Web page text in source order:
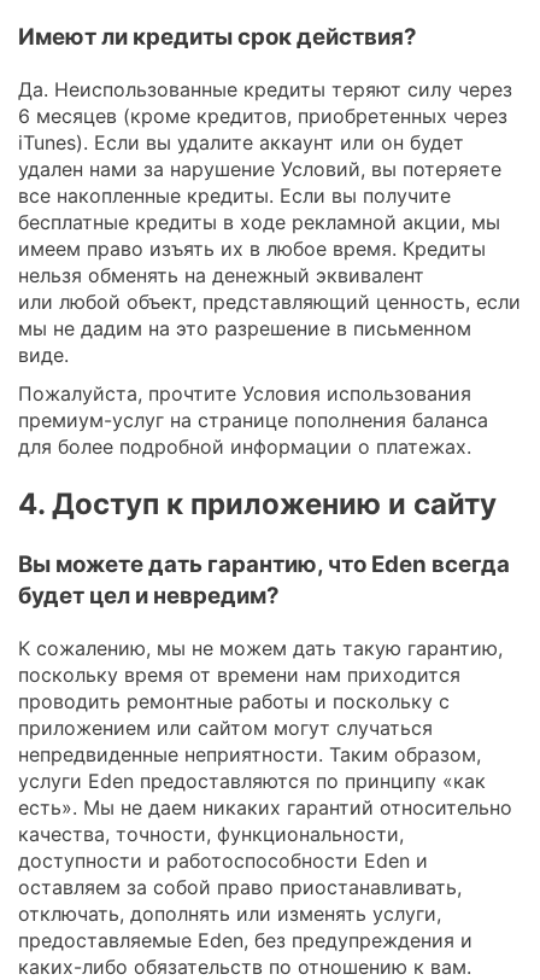
Имеют ли кредиты срок действия?
Да. Неиспользованные кредиты теряют силу через
6 месяцев (кроме кредитов, приобретенных через
iTunes). Если вы удалите аккаунт или он будет
удален нами за нарушение Условий, вы потеряете
все накопленные кредиты. Если вы получите
бесплатные кредиты в ходе рекламной акции, мы
имеем право изъять их в любое время. Кредиты
нельзя обменять на денежный эквивалент
или любой объект, представляющий ценность, если
мы не дадим на это разрешение в письменном
виде.
Пожалуйста, прочтите Условия использования
премиум-услуг на странице пополнения баланса
для более подробной информации о платежах.
4. Доступ к приложению и сайту
Вы можете дать гарантию, что Eden всегда
будет цел и невредим?
К сожалению, мы не можем дать такую гарантию,
поскольку время от времени нам приходится
проводить ремонтные работы и поскольку с
приложением или сайтом могут случаться
непредвиденные неприятности. Таким образом,
услуги Eden предоставляются по принципу «как
есть». Мы не даем никаких гарантий относительно
качества, точности, функциональности,
доступности и работоспособности Eden и
оставляем за собой право приостанавливать,
отключать, дополнять или изменять услуги,
предоставляемые Eden, без предупреждения и
каких-либо обязательств по отношению к вам.